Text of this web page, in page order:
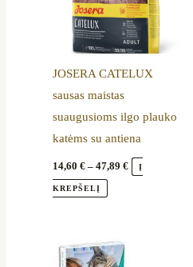
JOSERA CATELUX
sausas maistas
suaugusioms ilgo plauko
katėms su antiena
14,60€ – 47,89€ Į
KREPŠELĮ
options
may
be
chosen
on
the
product
page